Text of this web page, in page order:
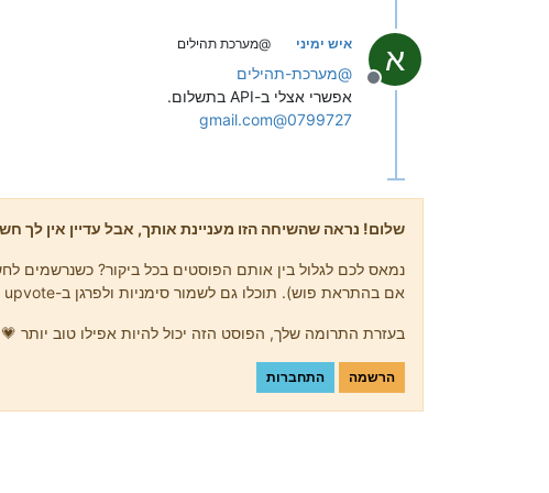
א
מנותק
איש ימיני @מערכת תהילים
@מערכת-תהילים
אפשרי אצלי ב-API בתשלום.
0799727@gmail.com
שלום! נראה שהשיחה הזו מעניינת אותך, אבל עדיין אין לך
נמאס לכם לגלול בין אותם הפוסטים בכל ביקור? כשנרשמים
אם בהתראת פוש). תוכלו גם לשמור סימניות ולפרגן ב-upvote לפוסטים כדי להביע הערכה לחברי קהילה אחרים.
בעזרת התרומה שלך, הפוסט הזה יכול להיות אפילו טוב יותר 💗
הרשמה התחברות